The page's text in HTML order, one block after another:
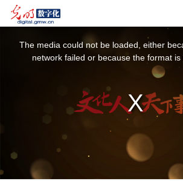
The media could not be loaded, either
network failed or because the format is